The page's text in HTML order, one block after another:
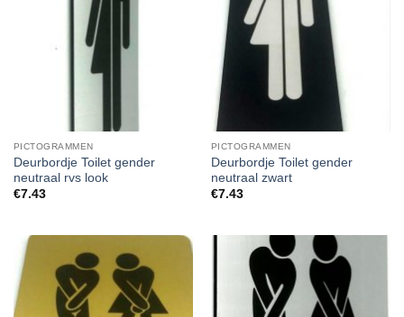
PICTOGRAMMEN
Deurbordje Toilet gender
neutraal rvs look
€7.43
PICTOGRAMMEN
Deurbordje Toilet gender
neutraal zwart
€7.43